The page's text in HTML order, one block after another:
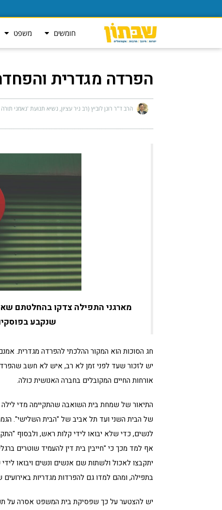
חומשים משפט
הפרדה מגדרית
הרב ד"ר רונן לוביץ (רב ניר עציון, נשיא תנועת 'נאמני
מארגני התפילה צדקו בהחלטתם
שנקבע
חג הסוכות הוא המקור ההלכתי להפרדה מגדרית.
יש לזכור שעד לפני זמן לא רב, איש לא חשב
אורחות החיים המקובלים בחברה האנושית כולה.
התיאור של שמחת בית השואבה שהתקיימה מדי
של הבית השני ועד תל אביב של "הבית השלישי".
לנשים, כדי שלא יבואו לידי קלות ראש, ולבסוף
אף למד מכך כי "חייבין בית דין להעמיד שוטרים
יתקבצו לאכול ולשתות שם אנשים ונשים ויבואו
בתפילה, ומהם למדו גם להפרדות מגדריות באירועים
יש להצטער על כך שפסיקת בית המשפט אסרה על